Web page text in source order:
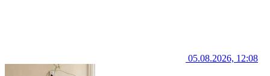
05.08.2026, 12:08